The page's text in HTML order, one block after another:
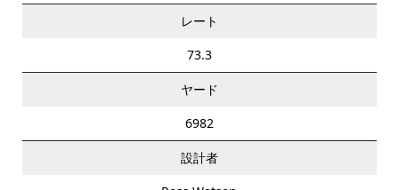
レート
73.3
ヤード
6982
設計者